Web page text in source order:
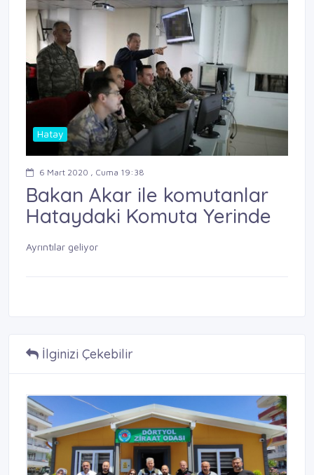
Hatay
6 Mart 2020 , Cuma 19:38
Bakan Akar ile komutanlar
Hataydaki Komuta Yerinde
Ayrıntılar geliyor
İlginizi Çekebilir